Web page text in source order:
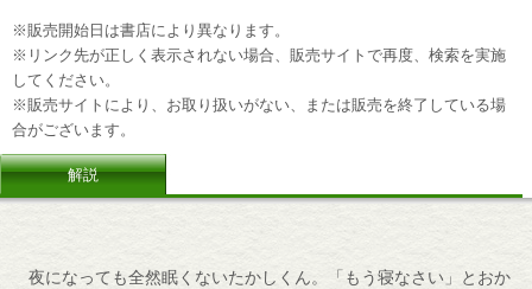
※販売開始日は書店により異なります。
※リンク先が正しく表示されない場合、販売サイトで再度、検索を実施
してください。
※販売サイトにより、お取り扱いがない、または販売を終了している場
合がございます。
解説
夜になっても全然眠くないたかしくん。「もう寝なさい」とおか